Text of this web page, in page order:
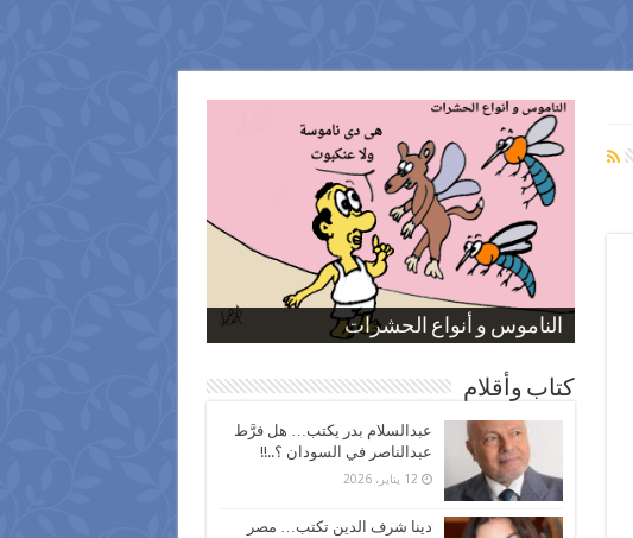
الناموس و أنواع الحشرات
الموظفين بعد ارتفاع الأسعار
ارتفاع نسبة الطلاق في مصر
صورة كاركاتيرية
صورة كاركاتيرية
كتاب وأقلام
عبدالسلام بدر يكتب… هل فرَّط
عبدالناصر في السودان ؟..!!
12 يناير، 2026
دينا شرف الدين تكتب… مصر